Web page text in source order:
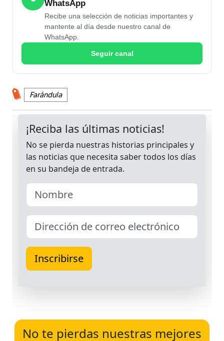
WhatsApp
Recibe una selección de noticias importantes y
mantente al día desde nuestro canal de
WhatsApp.
Seguir canal
Farándula
No te pierdas nuestras mejores